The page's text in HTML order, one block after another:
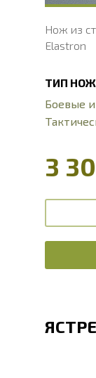
Нож из
Elastron
ТИП
Боевые
3